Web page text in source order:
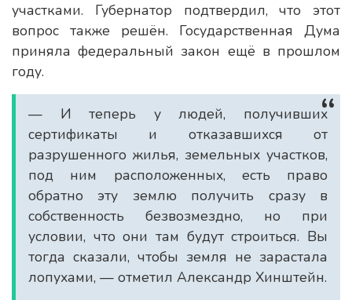
участками. Губернатор подтвердил, что этот
вопрос также решён. Государственная Дума
приняла федеральный закон ещё в прошлом
году.
— И теперь у людей, получивших
сертификаты и отказавшихся от
разрушенного жилья, земельных участков,
под ним расположенных, есть право
обратно эту землю получить сразу в
собственность безвозмездно, но при
условии, что они там будут строиться. Вы
тогда сказали, чтобы земля не зарастала
лопухами, — отметил Александр Хинштейн.